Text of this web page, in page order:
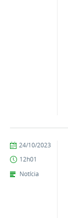
publicado
24/10/2023
12h01
Notícia